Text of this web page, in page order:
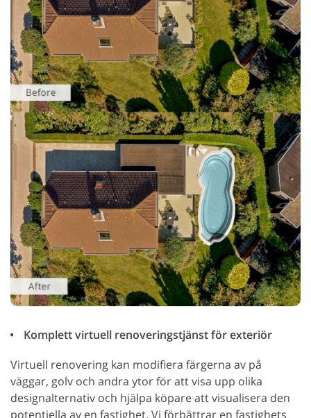
Komplett virtuell renoveringstjänst för exteriör
Virtuell renovering kan modifiera färgerna av på
väggar, golv och andra ytor för att visa upp olika
designalternativ och hjälpa köpare att visualisera den
potentiella av en fastighet. Vi förbättrar en fastighets